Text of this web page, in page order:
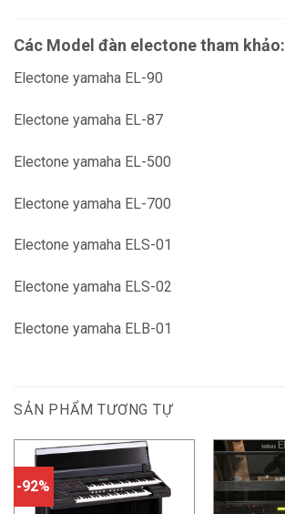
Các Model đàn electone tham khảo:
Electone yamaha EL-90
Electone yamaha EL-87
Electone yamaha EL-500
Electone yamaha EL-700
Electone yamaha ELS-01
Electone yamaha ELS-02
Electone yamaha ELB-01
SẢN PHẨM TƯƠNG TỰ
-92%